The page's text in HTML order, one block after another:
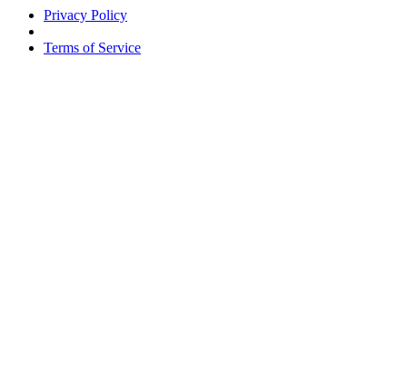
Privacy Policy
Terms of Service